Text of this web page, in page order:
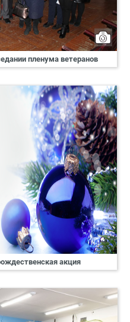
пленума ветеранов
акция